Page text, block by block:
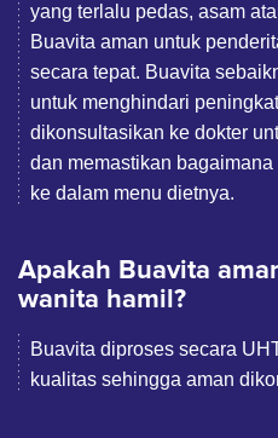
yang terlalu pedas, asam
Buavita aman untuk
secara tepat. Buavita
untuk menghindari
dikonsultasikan ke dokter
dan memastikan
ke dalam menu dietnya.
Apakah Buavita
wanita hamil?
Buavita diproses secara
kualitas sehingga aman